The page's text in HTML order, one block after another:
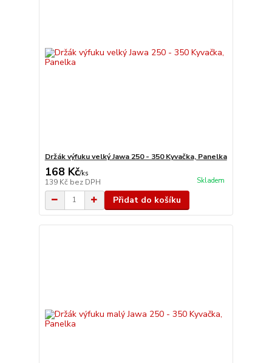
Držák výfuku velký Jawa 250 - 350 Kyvačka, Panelka
168 Kč/ks
139 Kč bez DPH Skladem
Přidat do košíku